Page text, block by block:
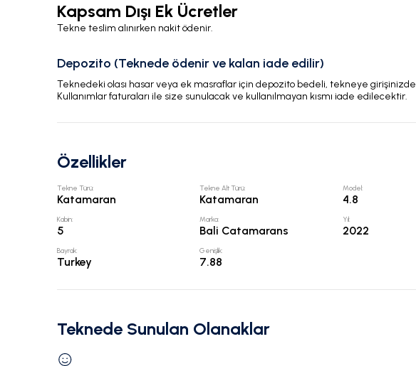
Kapsam Dışı Ek Ücretler
Tekne teslim alınırken nakit ödenir.
Depozito (Teknede ödenir ve kalan iade edilir)
Teknedeki olası hasar veya ek masraflar için depozito bedeli, tekneye
Kullanımlar faturaları ile size sunulacak ve kullanılmayan kısmı iade edilecektir.
Özellikler
Tekne Türü:
Katamaran
Tekne Alt Türü:
Katamaran
Model:
4.8
Kabin:
5
Marka:
Bali Catamarans
Yıl:
2022
Bayrak:
Turkey
Genişlik:
7.88
Teknede Sunulan Olanaklar